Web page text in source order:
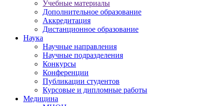
Учебные материалы
Дополнительное образование
Аккредитация
Дистанционное образование
Наука
Научные направления
Научные подразделения
Конкурсы
Конференции
Публикации студентов
Курсовые и дипломные работы
Медицина